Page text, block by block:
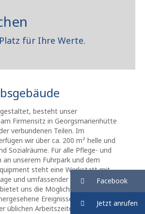
für Ihre Werte.
besteht unser
Firmensitz in Georgsmarienhütte
verbundenen Teilen. Im
wir über ca. 200 m² helle und
Sozialräume. Für alle Pflege- und
unserem Fuhrpark und dem
steht eine Werkstatt mit
und umfassender Ausrüstung zur
uns die Möglichkeit, äußerst
Ereignisse zu reagieren –
üblichen Arbeitszeiten.
Facebook
Jetzt anrufen